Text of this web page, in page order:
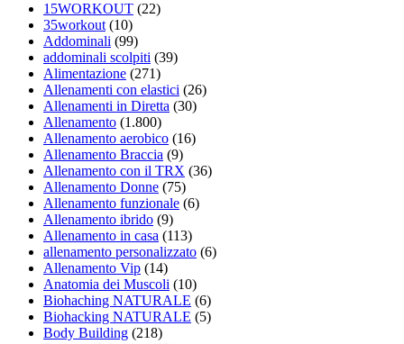
15WORKOUT (22)
35workout(10)
Addominali (99)
addominali scolpiti (39)
Alimentazione (271)
Allenamenti con elastici (26)
Allenamenti in Diretta (30)
Allenamento (1.800)
Allenamento aerobico (16)
Allenamento Braccia (9)
Allenamento con il TRX (36)
Allenamento Donne (75)
Allenamento funzionale (6)
Allenamento ibrido (9)
Allenamento in casa (113)
allenamento personalizzato (6)
Allenamento Vip (14)
Anatomia dei Muscoli (10)
Biohaching NATURALE (6)
Biohacking NATURALE (5)
Body Building (218)